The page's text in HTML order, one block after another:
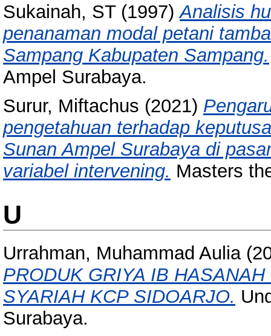
Sukainah, ST(1997)Analisis
penanaman modal petani
Sampang Kabupaten Sampang.
Ampel Surabaya.
Surur, Miftachus (2021)
pengetahuan terhadap
Sunan Ampel Surabaya di
variabel intervening. Masters
U
Urrahman, Muhammad Aulia
PRODUK GRIYA IB
SYARIAH KCP SIDOARJO.
Surabaya.